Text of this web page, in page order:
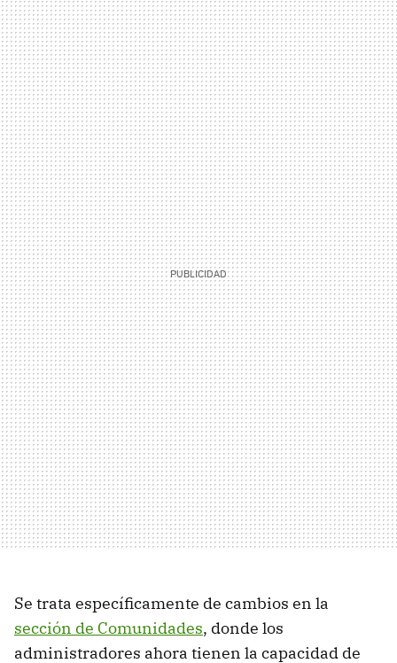
Se trata específicamente de cambios en la
sección de Comunidades, donde los
administradores ahora tienen la capacidad de